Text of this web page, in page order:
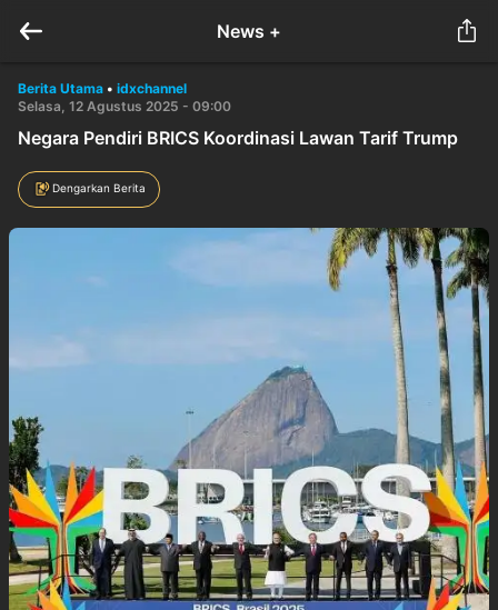
News +
Berita Utama • idxchannel
Selasa, 12 Agustus 2025 - 09:00
Negara Pendiri BRICS Koordinasi Lawan Tarif Trump
Dengarkan Berita